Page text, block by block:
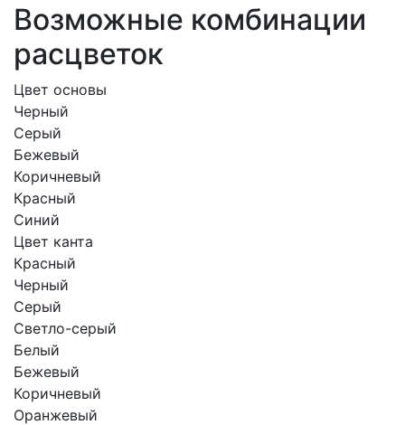
Возможные комбинации
расцветок
Цвет основы
Черный
Серый
Бежевый
Коричневый
Красный
Синий
Цвет канта
Красный
Черный
Серый
Светло-серый
Белый
Бежевый
Коричневый
Оранжевый